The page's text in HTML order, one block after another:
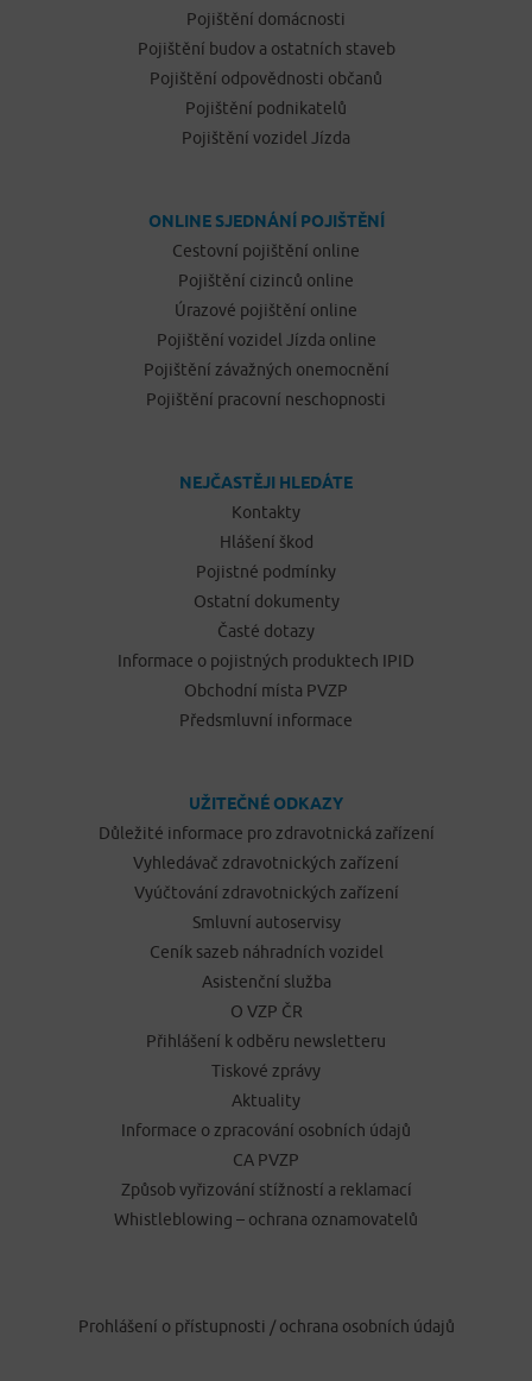
Pojištění domácnosti
Pojištění budov a ostatních staveb
Pojištění odpovědnosti občanů
Pojištění podnikatelů
Pojištění vozidel Jízda
ONLINE SJEDNÁNÍ POJIŠTĚNÍ
Cestovní pojištění online
Pojištění cizinců online
Úrazové pojištění online
Pojištění vozidel Jízda online
Pojištění závažných onemocnění
Pojištění pracovní neschopnosti
NEJČASTĚJI HLEDÁTE
Kontakty
Hlášení škod
Pojistné podmínky
Ostatní dokumenty
Časté dotazy
Informace o pojistných produktech IPID
Obchodní místa PVZP
Předsmluvní informace
UŽITEČNÉ ODKAZY
Důležité informace pro zdravotnická zařízení
Vyhledávač zdravotnických zařízení
Vyúčtování zdravotnických zařízení
Smluvní autoservisy
Ceník sazeb náhradních vozidel
Asistenční služba
O VZP ČR
Přihlášení k odběru newsletteru
Tiskové zprávy
Aktuality
Informace o zpracování osobních údajů
CA PVZP
Způsob vyřizování stížností a reklamací
Whistleblowing – ochrana oznamovatelů
Prohlášení o přístupnosti / ochrana osobních údajů